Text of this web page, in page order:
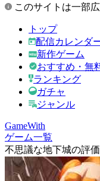
このサイトは一部
トップ
配信カレンダ
新作ゲーム
おすすめ・無
ランキング
ガチャ
ジャンル
GameWith
ゲーム一覧
不思議な地下城の評